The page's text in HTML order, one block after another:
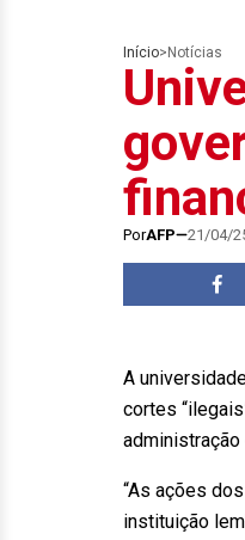
Início> Notícias
PorAFP 21/04/
A
cortes
“As ações
instituição